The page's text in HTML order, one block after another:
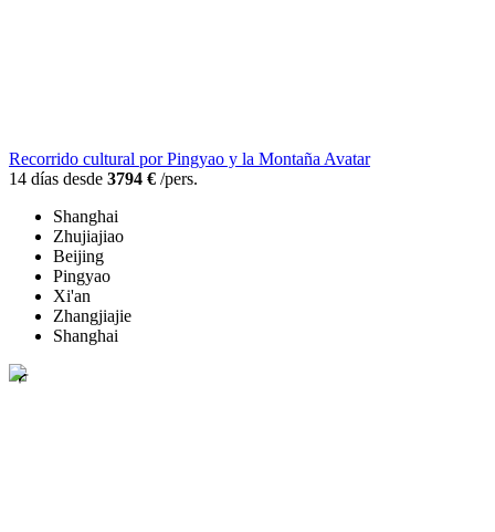
Recorrido cultural por Pingyao y la Montaña Avatar
14 días desde 3794 € /pers.
Shanghai
Zhujiajiao
Beijing
Pingyao
Xi'an
Zhangjiajie
Shanghai